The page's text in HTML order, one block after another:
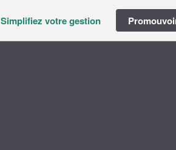
Simplifiez votre gestion